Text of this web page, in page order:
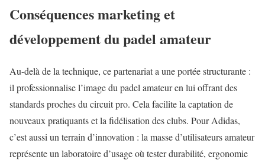
Conséquences marketing et
développement du padel amateur
Au-delà de la technique, ce partenariat a une portée structurante :
il professionnalise l’image du padel amateur en lui offrant des
standards proches du circuit pro. Cela facilite la captation de
nouveaux pratiquants et la fidélisation des clubs. Pour Adidas,
c’est aussi un terrain d’innovation : la masse d’utilisateurs amateur
représente un laboratoire d’usage où tester durabilité, ergonomie